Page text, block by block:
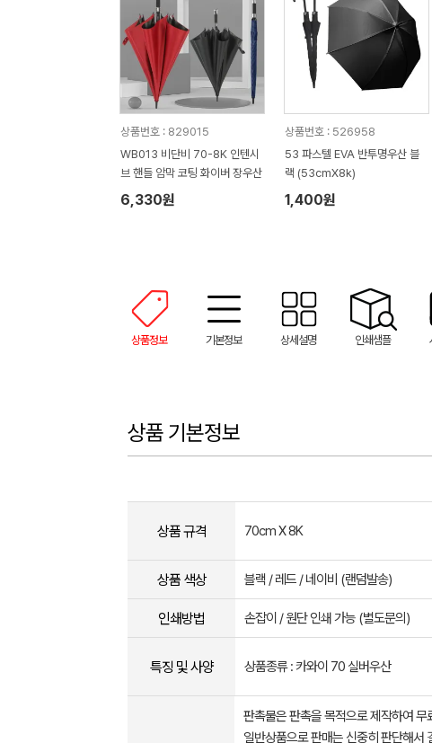
상품번호 : 829015
WB013 비단비 70-8K 인텐시
브 핸들 암막 코팅 화이버 장우산
6,330원
상품번호 : 526958
53 파스텔 EVA 반투명우산 블
랙 (53cmX8k)
1,400원
상품정보 기본정보 상세설명 인쇄샘플
상품 기본정보
상품 규격 70cm X 8K
상품 색상 블랙 / 레드 / 네이비 (랜덤발송)
인쇄방법 손잡이 / 원단 인쇄 가능 (별도문의)
특징 및 사양 상품종류 : 카와이 70 실버우산
판촉물은 판촉을 목적으로 제작하여 무
일반상품으로 판매는 신중히 판단해서